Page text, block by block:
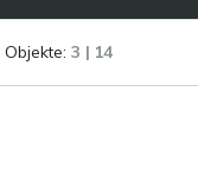
3 | 14